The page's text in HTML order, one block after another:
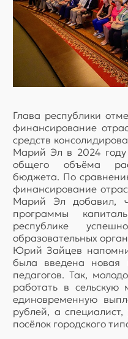
Глава республики
финансирование
средств
Марий Эл в 2024 году
общего объёма
бюджета. По
финансирование
Марий Эл добавил,
программы
республике
образовательных
Юрий Зайцев
была введена новая
педагогов. Так,
работать в сельскую
единовременную
рублей, а
посёлок городского